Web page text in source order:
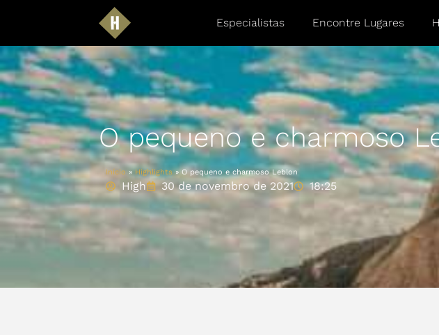
Especialistas Encontre Lugares
O pequeno e charmoso
Início » Highlights»O pequeno e charmoso Leblon
High 30 de novembro de 2021 18:25